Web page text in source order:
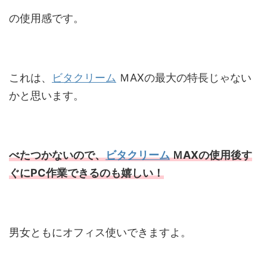
の使用感です。
これは、 ビタクリーム ＭAXの最大の特長じゃない
かと思います。
べたつかないので、ビタクリームＭAXの使用後す
ぐにPC作業できるのも嬉しい！
男女ともにオフィス使いできますよ。